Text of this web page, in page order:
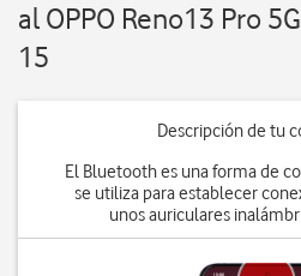
al OPPO Reno13 Pro
15
Descripción de tu
El Bluetooth es una forma de
se utiliza para establecer
unos auriculares